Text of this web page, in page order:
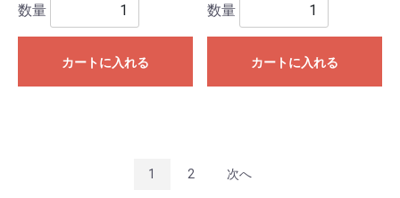
数量
カートに入れる
数量
カートに入れる
1 2 次へ